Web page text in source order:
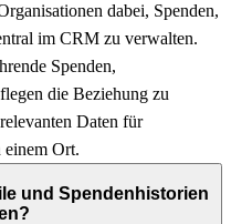
dabei, Spenden,
im CRM zu verwalten.
Spenden,
die Beziehung zu
Daten für
Ort.
und Spendenhistorien